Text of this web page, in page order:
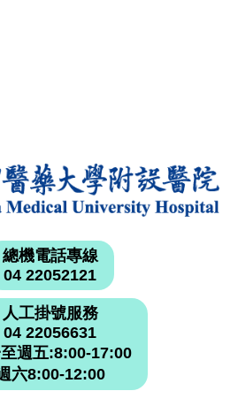
總機電話專線
04 22052121
人工掛號服務
04 22056631
週五:8:00-17:00
六8:00-12:00